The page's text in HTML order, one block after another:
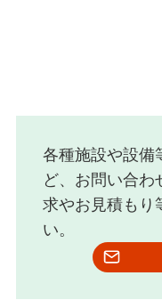
各種施設や設備
ど、お問い合わ
求やお見積もり
い。